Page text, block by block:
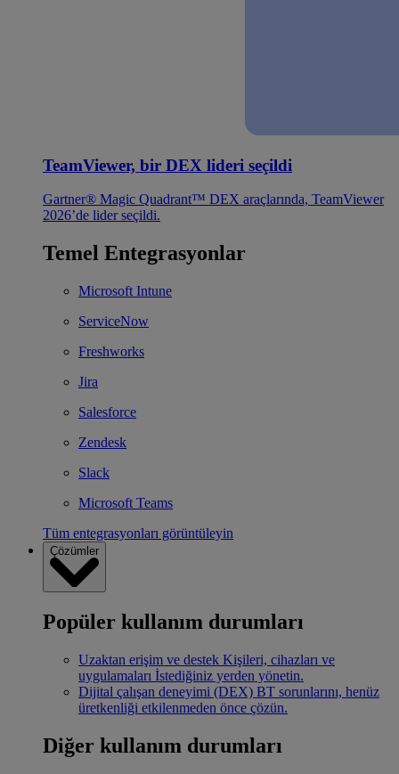
TeamViewer, bir DEX lideri seçildi
Gartner® Magic Quadrant™ DEX araçlarında, TeamViewer
2026’de lider seçildi.
Temel Entegrasyonlar
Microsoft Intune
ServiceNow
Freshworks
Jira
Salesforce
Zendesk
Slack
Microsoft Teams
Tüm entegrasyonları görüntüleyin
Çözümler
Popüler kullanım durumları
Uzaktan erişim ve destek Kişileri, cihazları ve
uygulamaları İstediğiniz yerden yönetin.
Dijital çalışan deneyimi (DEX) BT sorunlarını, henüz
üretkenliği etkilenmeden önce çözün.
Diğer kullanım durumları